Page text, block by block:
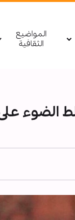
المواضيع
الثقافية
على